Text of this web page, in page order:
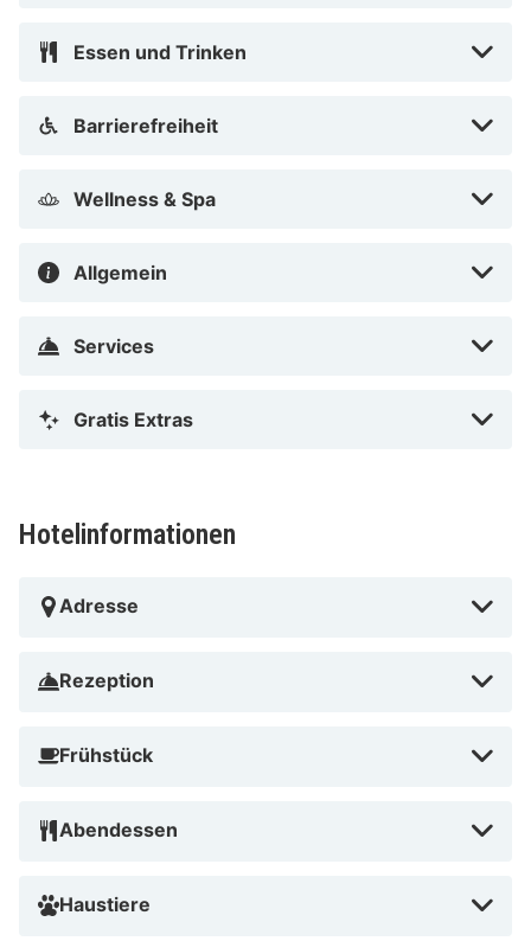
Essen und Trinken
Barrierefreiheit
Wellness & Spa
Allgemein
Services
Gratis Extras
Hotelinformationen
Adresse
Rezeption
Frühstück
Abendessen
Haustiere